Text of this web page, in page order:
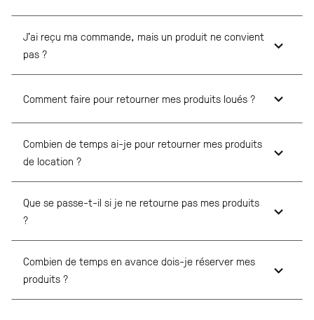
J'ai reçu ma commande, mais un produit ne convient
pas ?
Comment faire pour retourner mes produits loués ?
Combien de temps ai-je pour retourner mes produits
de location ?
Que se passe-t-il si je ne retourne pas mes produits
?
Combien de temps en avance dois-je réserver mes
produits ?